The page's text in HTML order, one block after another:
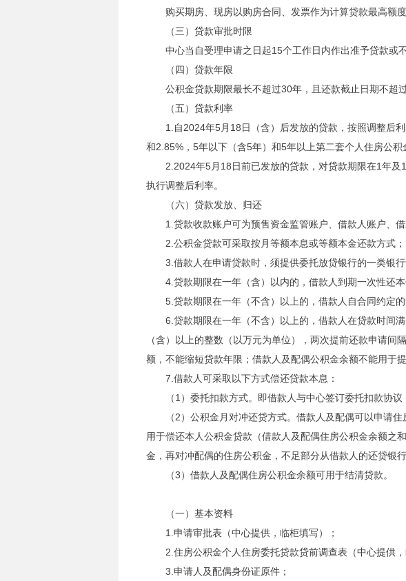
购买期房、现房以购房合同、发票作为计算贷款最高额度
（三）贷款审批时限
中心当自受理申请之日起15个工作日内作出准予贷款或
（四）贷款年限
公积金贷款期限最长不超过30年，且还款截止日期不超
（五）贷款利率
1.自2024年5月18日（含）后发放的贷款，按照调整后
和2.85%，5年以下（含5年）和5年以上第二套个人住房公
2.2024年5月18日前已发放的贷款，对贷款期限在1年
执行调整后利率。
（六）贷款发放、归还
1.贷款收款账户可为预售资金监管账户、借款人账户、
2.公积金贷款可采取按月等额本息或等额本金还款方式；
3.借款人在申请贷款时，须提供委托放贷银行的一类银
4.贷款期限在一年（含）以内的，借款人到期一次性还本
5.贷款期限在一年（不含）以上的，借款人自合同约定
6.贷款期限在一年（不含）以上的，借款人在贷款时间
（含）以上的整数（以万元为单位），两次提前还款申请
额，不能缩短贷款年限；借款人及配偶公积金余额不能用于
7.借款人可采取以下方式偿还贷款本息：
（1）委托扣款方式。即借款人与中心签订委托扣款协
（2）公积金月对冲还贷方式。借款人及配偶可以申请
用于偿还本人公积金贷款（借款人及配偶住房公积金余额之
金，再对冲配偶的住房公积金，不足部分从借款人的还贷银行
（3）借款人及配偶住房公积金余额可用于结清贷款。
（一）基本资料
1.申请审批表（中心提供，临柜填写）；
2.住房公积金个人住房委托贷款贷前调查表（中心提供，
3.申请人及配偶身份证原件；